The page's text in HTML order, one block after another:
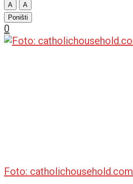
A
A
Poništi
0
Foto: catholichousehold.com